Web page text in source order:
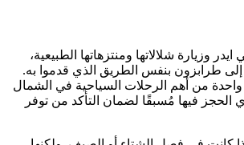
وزيارة شلالاتها ومنتزهاتها الطبيعية،
إلى طرابزون بنفس الطريق الذي قدموا به.
واحدة من أهم الرحلات السياحية في الشمال
الحجز فيها مُسبقًا لضمان التأكد من توفر